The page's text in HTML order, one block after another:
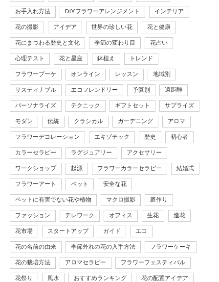
お手入れ方法 DIYフラワーアレンジメント インテリア
花の撮影 アイデア 世界の珍しい花 花と健康
花にまつわる歴史と文化 季節の変わり目 花占い
心理テスト 花と星座 鉢植え トレンド
フラワーブーケ オンライン レッスン 地域別
サスティナブル エコフレンドリー 予算別 遠距離
パーソナライズ テクニック ギフトセット サプライズ
モダン 伝統 クラシカル ガーデニング アロマ
フラワーデコレーション エキゾチック 歴史 初心者
カラーセラピー ラグジュアリー アクセサリー
ワークショップ 起源 フラワーカラーセラピー 結婚式
フラワーアート ペット 安全な花
ペットに有害でない花や植物 マクロ撮影 庭作り
ファッション テレワーク オフィス 生花 造花
花市場 スタートアップ ガイド エコ
花の名前の由来 季節外れの花の入手方法 フラワーケーキ
花の栽培方法 アロマセラピー フラワーフェスティバル
花祭り 風水 おすすめランキング 花の配置アイデア